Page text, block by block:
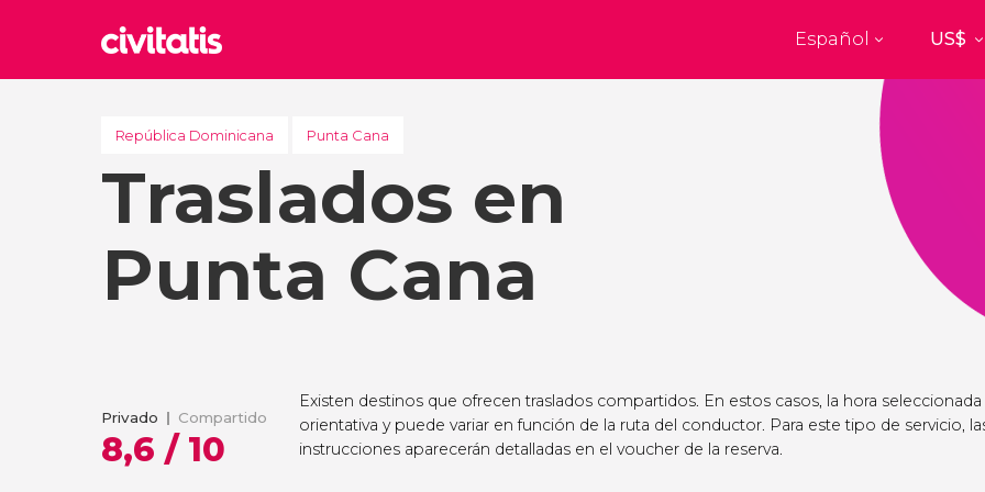
Top destinos
Reino Unido Hungría
Barcelona
España
Marrakech
Ver todos los destinos
Español
República Dominicana Punta Cana
Traslados en
Punta Cana
Privado Compartido
8,6 / 10
Existen destinos que ofrecen traslados compartidos. En estos casos, la hora seleccionada
orientativa y puede variar en función de la ruta del conductor. Para este tipo de servicio,
instrucciones aparecerán detalladas en el voucher de la reserva.